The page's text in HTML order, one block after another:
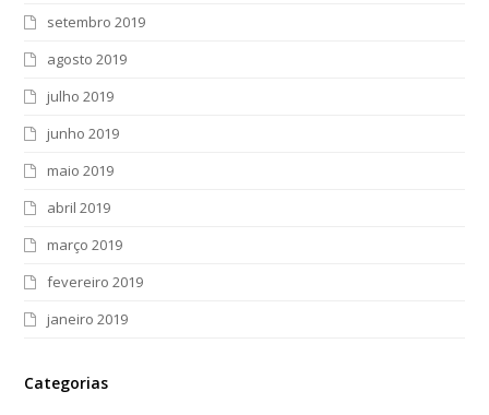
setembro 2019
agosto 2019
julho 2019
junho 2019
maio 2019
abril 2019
março 2019
fevereiro 2019
janeiro 2019
Categorias